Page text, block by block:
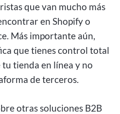
que van mucho más
en Shopify o
Más importante aún,
que tienes control total
tu tienda en línea y no
de terceros.
otras soluciones B2B